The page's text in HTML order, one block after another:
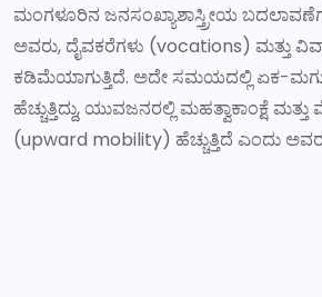
ಮಂಗಳೂರಿನ ಜನಸಂಖ್ಯಾಶಾಸ್ತ್ರೀಯ
ಅವರು, ದೈವಕರೆಗಳು (vocations) ಮತ್ತು
ಕಡಿಮೆಯಾಗುತ್ತಿದೆ. ಅದೇ ಸಮಯದಲ್ಲಿ ಏಕ-ಮಗು
ಹೆಚ್ಚುತ್ತಿದ್ದು, ಯುವಜನರಲ್ಲಿ ಮಹತ್ವಾಕಾಂಕ್ಷೆ
(upward mobility) ಹೆಚ್ಚುತ್ತಿದೆ ಎಂದು